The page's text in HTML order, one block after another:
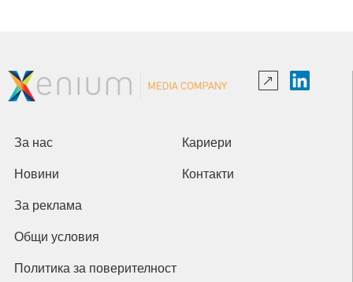
За нас Кариери
Новини Контакти
За реклама
Общи условия
Политика за поверителност